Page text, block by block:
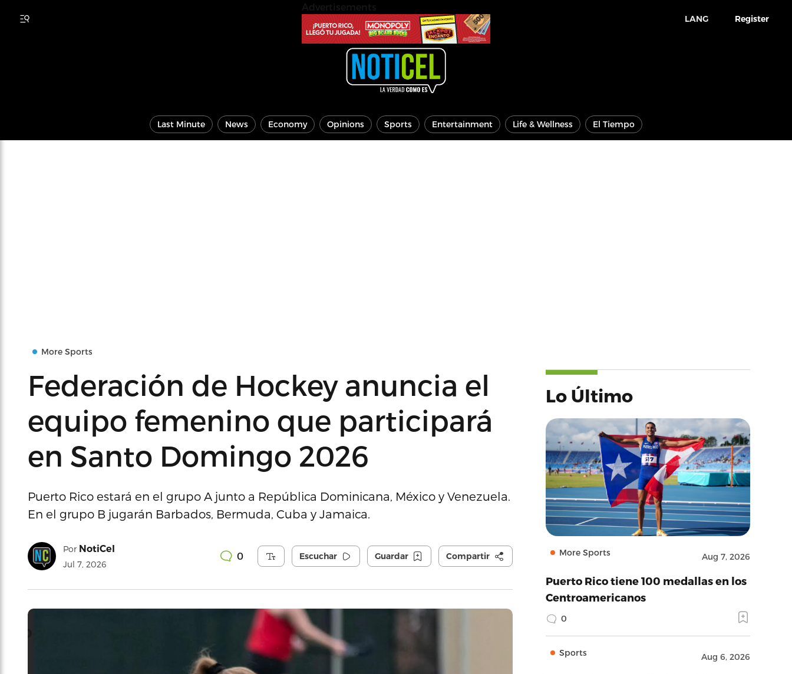
LANG Register
Last Minute News Economy Opinions Sports Entertainment Life & Wellness El Tiempo
More Sports
Federación de Hockey anuncia el
equipo femenino que participará
en Santo Domingo 2026
Puerto Rico estará en el grupo A junto a República Dominicana, México y Venezuela.
En el grupo B jugarán Barbados, Bermuda, Cuba y Jamaica.
Por NotiCel
Jul 7, 2026
0 Escuchar Guardar Compartir
Lo Último
More Sports Aug 7, 2026
Puerto Rico tiene 100 medallas en los
Centroamericanos
0
Sports Aug 6, 2026